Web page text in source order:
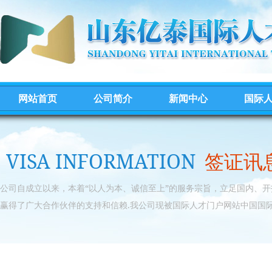
网站首页 公司简介 新闻中心 国际
VISA INFORMATION 签证讯
公司自成立以来，本着“以人为本、诚信至上”的服务宗旨，立足国内、
赢得了广大合作伙伴的支持和信赖.我公司现被国际人才门户网站中国国